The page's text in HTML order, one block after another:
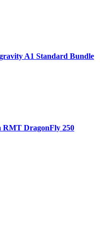
A1 Standard Bundle
DragonFly 250